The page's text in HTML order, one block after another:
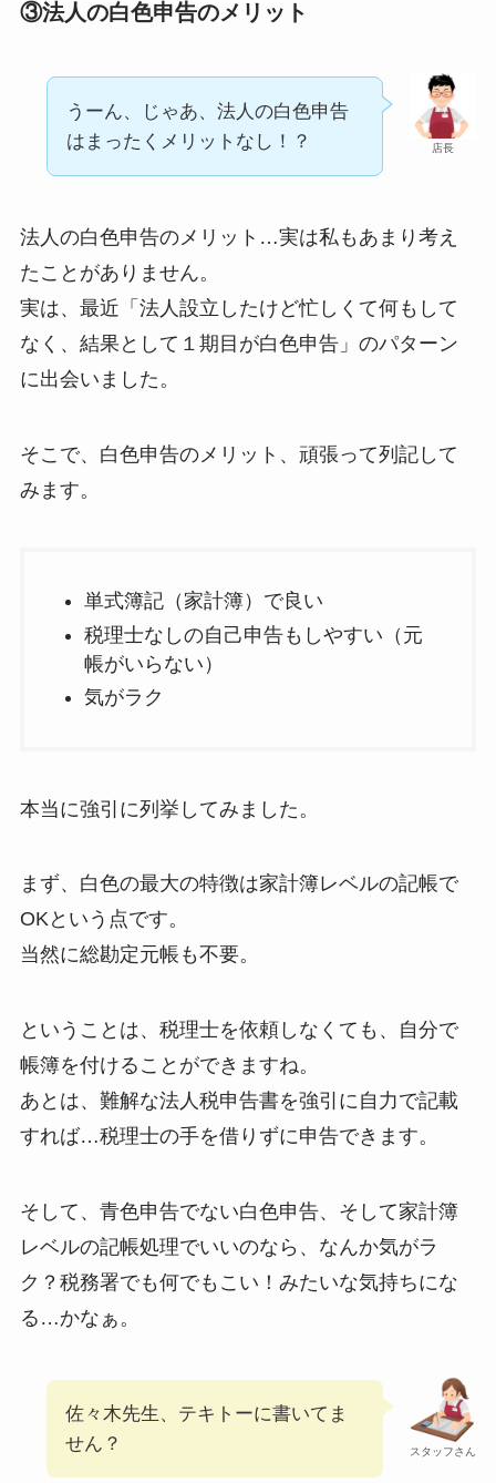
③法人の白色申告のメリット
店長
うーん、じゃあ、法人の白色申告
はまったくメリットなし！？
法人の白色申告のメリット…実は私もあまり考え
たことがありません。
実は、最近「法人設立したけど忙しくて何もして
なく、結果として１期目が白色申告」のパターン
に出会いました。
そこで、白色申告のメリット、頑張って列記して
みます。
単式簿記（家計簿）で良い
税理士なしの自己申告もしやすい（元
帳がいらない）
気がラク
本当に強引に列挙してみました。
まず、白色の最大の特徴は家計簿レベルの記帳で
OKという点です。
当然に総勘定元帳も不要。
ということは、税理士を依頼しなくても、自分で
帳簿を付けることができますね。
あとは、難解な法人税申告書を強引に自力で記載
すれば…税理士の手を借りずに申告できます。
そして、青色申告でない白色申告、そして家計簿
レベルの記帳処理でいいのなら、なんか気がラ
ク？税務署でも何でもこい！みたいな気持ちにな
る…かなぁ。
スタッフさん
佐々木先生、テキトーに書いてま
せん？